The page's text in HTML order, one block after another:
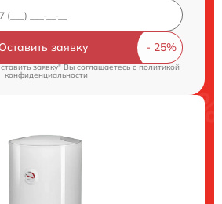
Оставить заявку
заявку" Вы соглашаетесь c политикой
конфиденциальности